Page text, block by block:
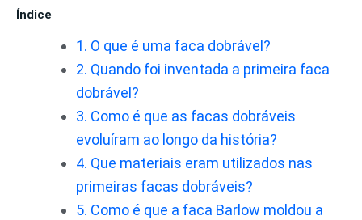
Índice
1. O que é uma faca dobrável?
2. Quando foi inventada a primeira faca
dobrável?
3. Como é que as facas dobráveis
evoluíram ao longo da história?
4. Que materiais eram utilizados nas
primeiras facas dobráveis?
5. Como é que a faca Barlow moldou a